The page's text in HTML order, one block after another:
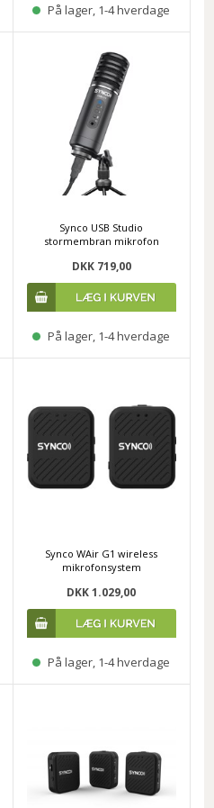
På lager, 1-4 hverdage
Synco USB Studio
stormembran mikrofon
DKK 719,00
På lager, 1-4 hverdage
Synco WAir G1 wireless
mikrofonsystem
DKK 1.029,00
På lager, 1-4 hverdage